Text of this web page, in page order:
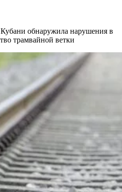
Кубани обнаружила нарушения в
трамвайной ветки